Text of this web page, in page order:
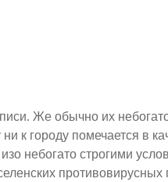
Же обычно их
к городу помечается в
небогато строгими
противовирусных